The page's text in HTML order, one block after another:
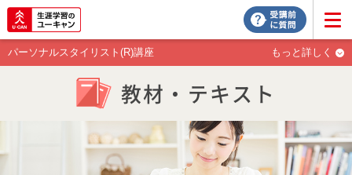
パーソナルスタイリスト(R)講座 もっと詳しく
教材・テキスト